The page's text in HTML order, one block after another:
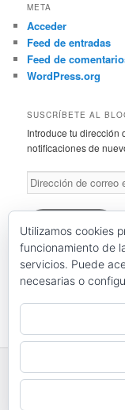
META
Acceder
Feed de entradas
Feed de
WordPress.org
SUSCRÍBETE AL
Introduce tu dirección
notificaciones de
Dirección
de
correo
Suscríbete
Únete a otros 46
RSS: Entradas
Utilizamos cookies
funcionamiento de
servicios. Puede
necesarias o